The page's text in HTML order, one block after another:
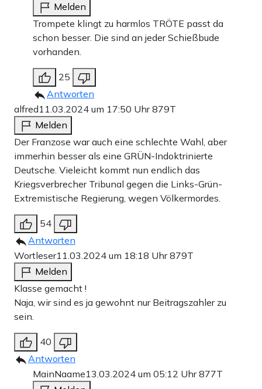
Melden
Trompete klingt zu harmlos TRÖTE passt da
schon besser. Die sind an jeder Schießbude
vorhanden.
25
Antworten
alfred11.03.2024 um 17:50 Uhr879T
Melden
Der Franzose war auch eine schlechte Wahl, aber
immerhin besser als eine GRÜN-Indoktrinierte
Deutsche. Vieleicht kommt nun endlich das
Kriegsverbrecher Tribunal gegen die Links-Grün-
Extremistische Regierung, wegen Völkermordes.
54
Antworten
Wortleser11.03.2024 um 18:18 Uhr879T
Melden
Klasse gemacht !
Naja, wir sind es ja gewohnt nur Beitragszahler zu
sein.
40
Antworten
MainNaame13.03.2024 um 05:12 Uhr877T